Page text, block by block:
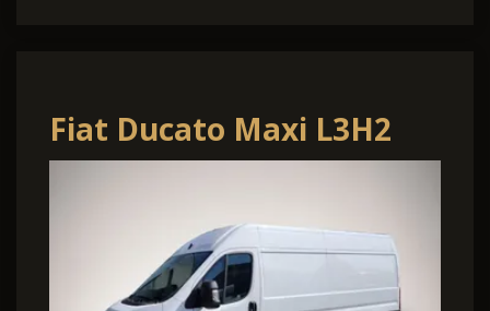
Fiat Ducato Maxi L3H2
Autm. (250/251)